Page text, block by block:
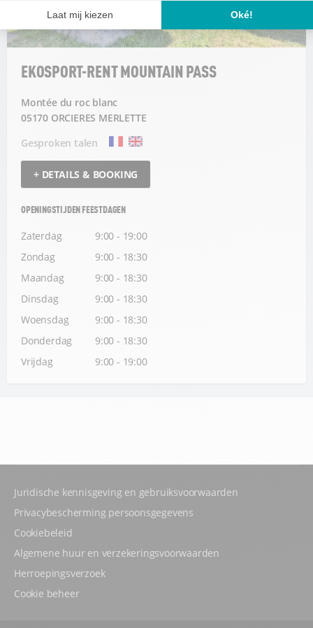
EKOSPORT-RENT MOUNTAIN PASS
Montée du roc blanc
05170 ORCIERES MERLETTE
Gesproken talen
+ DETAILS & BOOKING
OPENINGSTIJDEN FEESTDAGEN
Zaterdag
9:00 - 19:00
Zondag
9:00 - 18:30
Maandag
9:00 - 18:30
Dinsdag
9:00 - 18:30
Woensdag
9:00 - 18:30
Donderdag
9:00 - 18:30
Vrijdag
9:00 - 19:00
Juridische kennisgeving en gebruiksvoorwaarden
Privacybescherming persoonsgegevens
Cookiebeleid
Algemene huur en verzekeringsvoorwaarden
Herroepingsverzoek
Cookie beheer